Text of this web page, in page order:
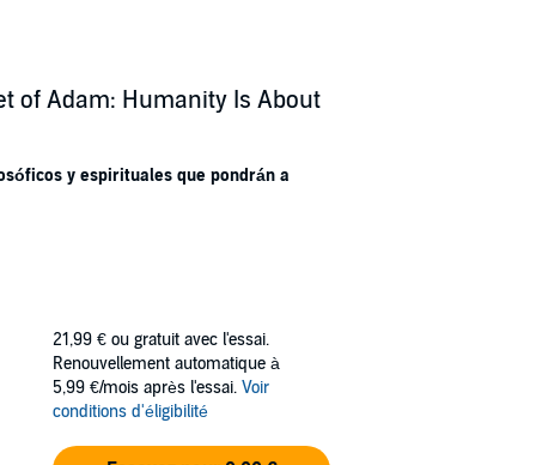
of Adam: Humanity Is About
y espirituales que pondrán a
poder a los que no les conviene que
y quién está detrás del
21,99 € ou gratuit avec l'essai.
Renouvellement automatique à
5,99 €/mois après l'essai. Voir
conditions d'éligibilité